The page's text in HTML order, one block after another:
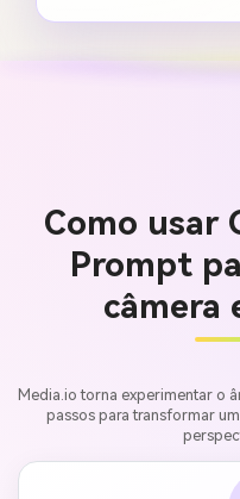
Como usar
Prompt
câmera
Media.io torna experimentar o
passos para transformar